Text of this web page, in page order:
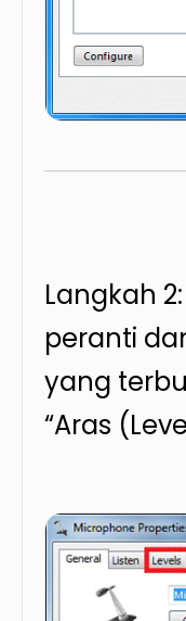
Langkah
peranti
yang
“Aras